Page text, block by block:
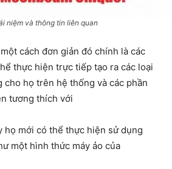
niệm và thông tin liên quan
cách đơn giản đó chính là các
thực hiện trực tiếp tạo ra các loại
cho họ trên hệ thống và các phần
tương thích với
họ mới có thể thực hiện sử dụng
một hình thức máy ảo của